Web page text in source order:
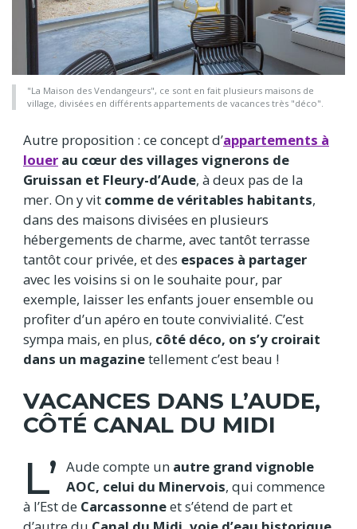
"La Maison des Vendangeurs", ce sont en fait plusieurs maisons de
village, divisées en différents appartements de vacances très "déco".
Autre proposition : ce concept d’appartements à
louer au cœur des villages vignerons de
Gruissan et Fleury-d’Aude, à deux pas de la
mer. On y vit comme de véritables habitants,
dans des maisons divisées en plusieurs
hébergements de charme, avec tantôt terrasse
tantôt cour privée, et des espaces à partager
avec les voisins si on le souhaite pour, par
exemple, laisser les enfants jouer ensemble ou
profiter d’un apéro en toute convivialité. C’est
sympa mais, en plus, côté déco, on s’y croirait
dans un magazinetellement c’est beau !
VACANCES DANS L’AUDE,
CÔTÉ CANAL DU MIDI
L’ Aude compte un autre grand vignoble
AOC, celui du Minervois, qui commence
à l’Est de Carcassonneet s’étend de part et